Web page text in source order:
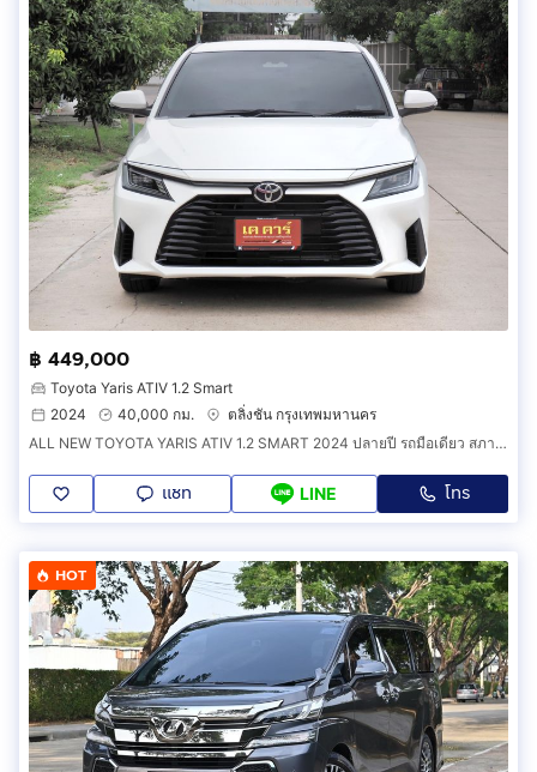
฿ 449,000
Toyota Yaris ATIV 1.2 Smart
2024
40,000 กม.
ตลิ่งชัน กรุงเทพมหานคร
ALL NEW TOYOTA YARIS ATIV 1.2 SMART 2024 ปลายปี รถมือเดียว สภาพสวยกริ๊ป
แชท LINE โทร
HOT